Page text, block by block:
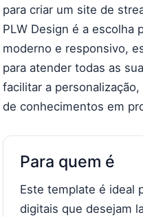
para criar um site de
PLW Design é a escolha
moderno e responsivo,
para atender todas as
facilitar a
de conhecimentos em
Para quem é
Este template é ideal
digitais que desejam